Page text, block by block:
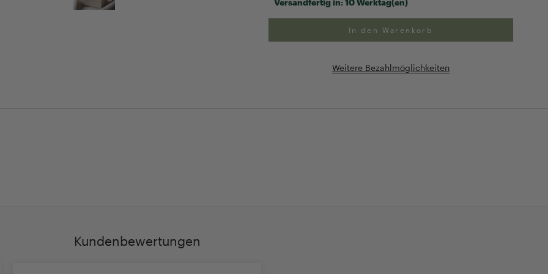
In den Warenkorb
Weitere Bezahlmöglichkeiten
Kundenbewertungen